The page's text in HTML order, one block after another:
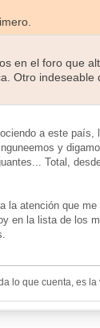
en el foro que
Otro indeseable
a este país,
y
Total,
la atención que
en la lista de los
lo que cuenta, es la